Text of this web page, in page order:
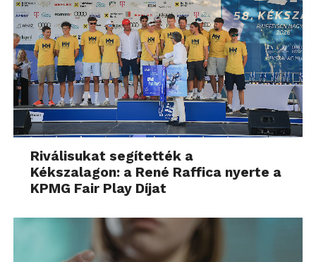
Riválisukat segítették a
Kékszalagon: a René Raffica nyerte a
KPMG Fair Play Díjat